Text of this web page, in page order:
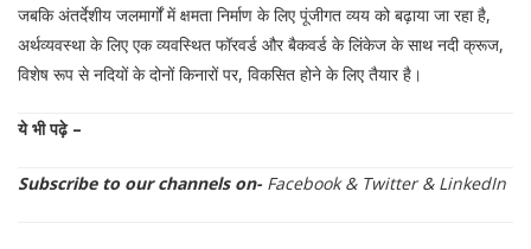
जबकि अंतर्देशीय जलमार्गों में क्षमता निर्माण के लिए पूंजीगत व्यय को बढ़ाया जा रहा है,
अर्थव्यवस्था के लिए एक व्यवस्थित फॉरवर्ड और बैकवर्ड के लिंकेज के साथ नदी क्रूज,
विशेष रूप से नदियों के दोनों किनारों पर, विकसित होने के लिए तैयार है।
ये भी पढ़े –
Subscribe to our channels on- Facebook& Twitter& LinkedIn